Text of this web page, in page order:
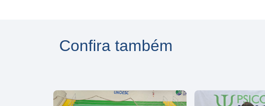
Confira também